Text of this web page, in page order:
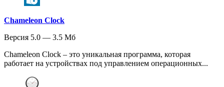
Chameleon Clock
Версия 5.0 — 3.5 Мб
Chameleon Clock – это уникальная программа, которая
работает на устройствах под управлением операционных...